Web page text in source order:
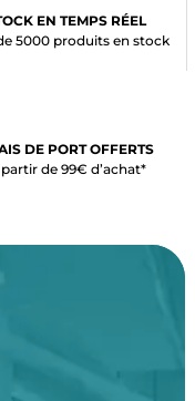
EN TEMPS RÉEL
5000 produits en stock
DE PORT OFFERTS
de 99€ d’achat*